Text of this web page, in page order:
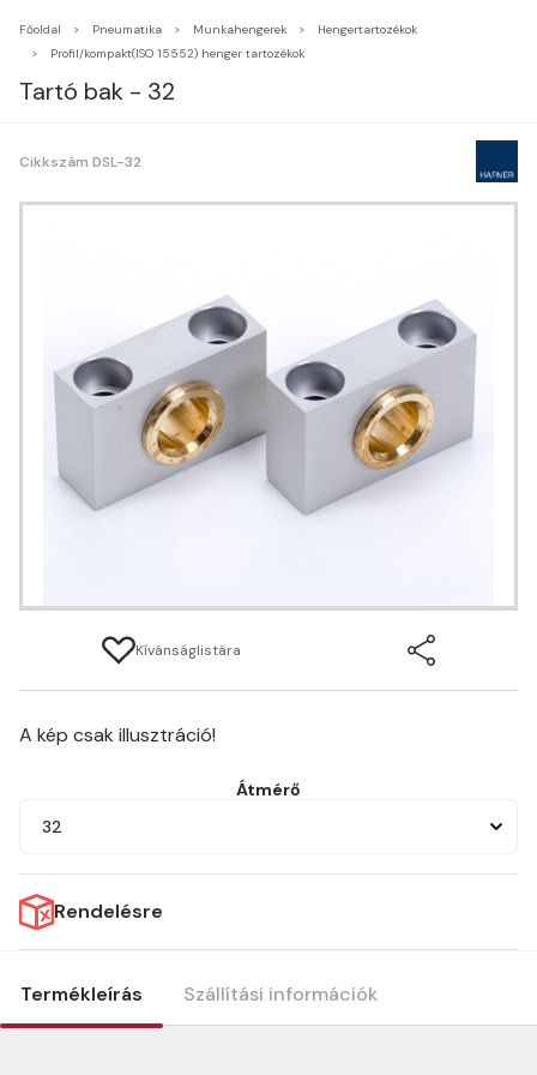
Főoldal Pneumatika Munkahengerek
Hengertartozékok
Profil/kompakt(ISO 15552) henger tartozékok
Tartó bak - 32
Cikkszám DSL-32
Kívánságlistára
A kép csak illusztráció!
Átmérő
32
Rendelésre
Termékleírás Szállítási információk